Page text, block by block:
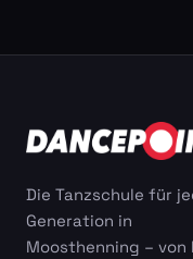
Die Tanzschule für
Generation in
Moosthenning – von